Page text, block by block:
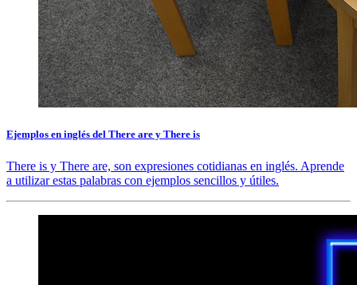
Ejemplos en inglés del There are y There is
There is y There are, son expresiones cotidianas en inglés. Aprende
a utilizar estas palabras con ejemplos sencillos y útiles.